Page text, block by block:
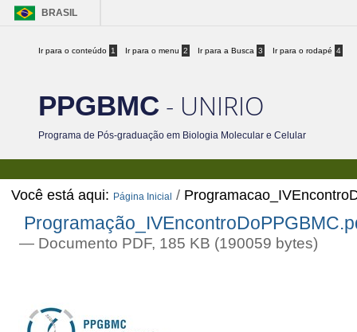
BRASIL
Ir para o conteúdo 1 Ir para o menu 2 Ir para a Busca 3 Ir para o rodapé 4
PPGBMC - UNIRIO
Programa de Pós-graduação em Biologia Molecular e Celular
Você está aqui: Página Inicial /
— Documento PDF, 185 KB (190059 bytes)